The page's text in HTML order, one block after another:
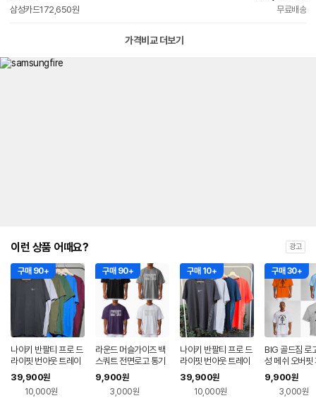
삼성카드172,650원 무료배송
가격비교 더보기
이런 상품 어때요? 광고
구매 90+
나이키 반팔티 프로 드
라이핏 번아웃 트레이
닝 피트니스 러닝 기능
성 반팔 티셔츠 러닝복
39,900원
10,000원
구매 90+
라운드 머슬가이즈 백
스쿼트 전면로고 통기
성 메쉬 오버핏 피트니
스 헬스 반팔 티셔츠
9,900원
3,000원
구매 10+
나이키 반팔티 프로 드
라이핏 번아웃 트레이
닝 피트니스 러닝 기능
성 반팔 티셔츠 러닝복
39,900원
10,000원
구매 30+
BIG 골드짐 로
성 메쉬 오버핏
스 헬스 반팔
9,900원
3,000원